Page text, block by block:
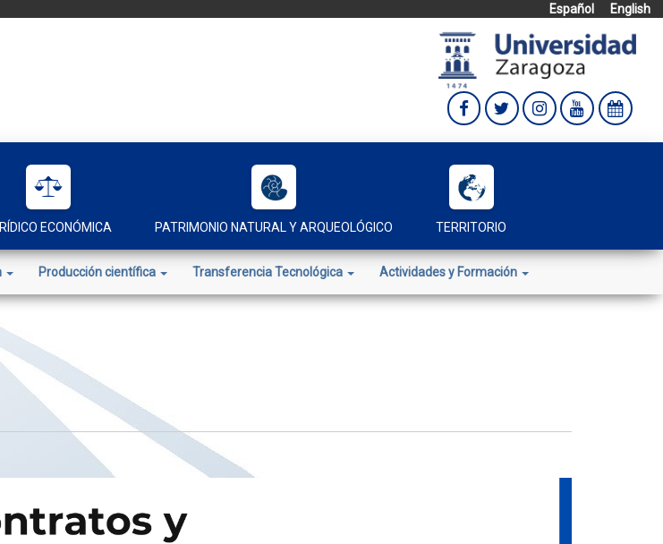
Español
English
ECONÓMICA PATRIMONIO NATURAL Y ARQUEOLÓGICO TERRITORIO
Producción científica Transferencia Tecnológica Actividades y Formación